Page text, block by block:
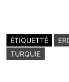
ÉTIQUETTÉ
TURQUIE